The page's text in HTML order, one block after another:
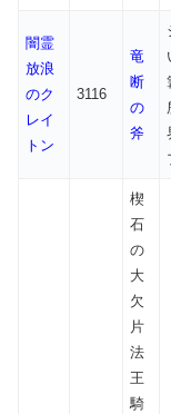
闇霊
放浪
のク
レイ
トン
3116
竜
断
の
斧
楔
石
の
大
欠
片
法
王
騎